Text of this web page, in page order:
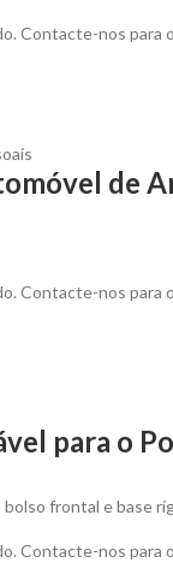
Contacte-nos
de
Contacte-nos
para o
frontal e base
Contacte-nos